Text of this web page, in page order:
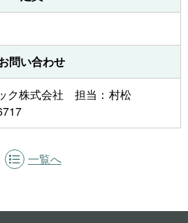
問い合わせ
ク株式会社 担当：村松
一覧へ